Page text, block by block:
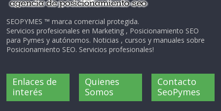
SEOPYMES ™ marca comercial protegida.
Servicios profesionales en Marketing , Posicionamiento SEO
para Pymes y autónomos. Noticias , cursos y manuales sobre
Posicionamiento SEO. Servicios profesionales!
Enlaces de
interés
Quienes
Somos
Contacto
SeoPymes